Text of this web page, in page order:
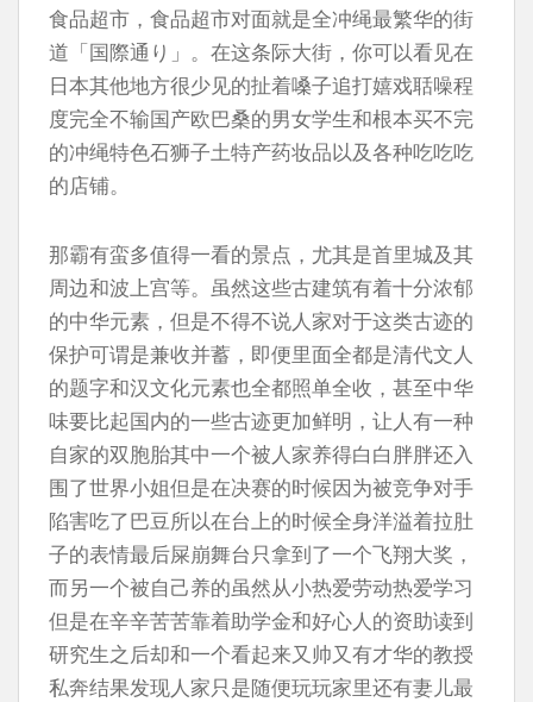
食品超市，食品超市对面就是全冲绳最繁华的街
道「国際通り」。在这条际大街，你可以看见在
日本其他地方很少见的扯着嗓子追打嬉戏聒噪程
度完全不输国产欧巴桑的男女学生和根本买不完
的冲绳特色石狮子土特产药妆品以及各种吃吃吃
的店铺。
那霸有蛮多值得一看的景点，尤其是首里城及其
周边和波上宫等。虽然这些古建筑有着十分浓郁
的中华元素，但是不得不说人家对于这类古迹的
保护可谓是兼收并蓄，即便里面全都是清代文人
的题字和汉文化元素也全都照单全收，甚至中华
味要比起国内的一些古迹更加鲜明，让人有一种
自家的双胞胎其中一个被人家养得白白胖胖还入
围了世界小姐但是在决赛的时候因为被竞争对手
陷害吃了巴豆所以在台上的时候全身洋溢着拉肚
子的表情最后屎崩舞台只拿到了一个飞翔大奖，
而另一个被自己养的虽然从小热爱劳动热爱学习
但是在辛辛苦苦靠着助学金和好心人的资助读到
研究生之后却和一个看起来又帅又有才华的教授
私奔结果发现人家只是随便玩玩家里还有妻儿最